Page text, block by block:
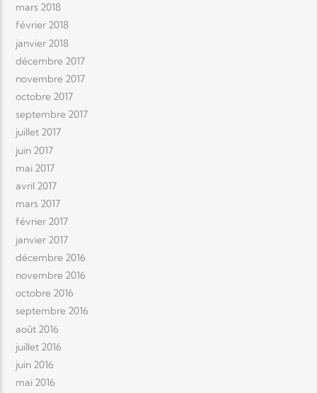
mars 2018
février 2018
janvier 2018
décembre 2017
novembre 2017
octobre 2017
septembre 2017
juillet 2017
juin 2017
mai 2017
avril 2017
mars 2017
février 2017
janvier 2017
décembre 2016
novembre 2016
octobre 2016
septembre 2016
août 2016
juillet 2016
juin 2016
mai 2016